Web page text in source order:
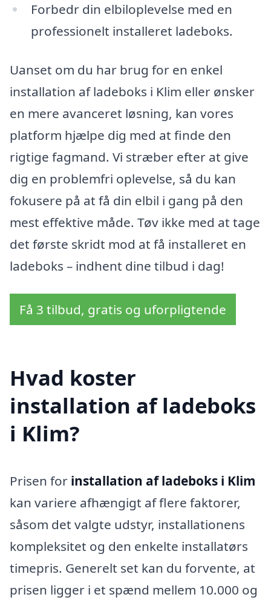
Forbedr din elbiloplevelse med en
professionelt installeret ladeboks.
Uanset om du har brug for en enkel
installation af ladeboks i Klim eller ønsker
en mere avanceret løsning, kan vores
platform hjælpe dig med at finde den
rigtige fagmand. Vi stræber efter at give
dig en problemfri oplevelse, så du kan
fokusere på at få din elbil i gang på den
mest effektive måde. Tøv ikke med at tage
det første skridt mod at få installeret en
ladeboks – indhent dine tilbud i dag!
Få 3 tilbud, gratis og uforpligtende
Hvad koster
installation af ladeboks
i Klim?
Prisen for installation af ladeboks i Klim
kan variere afhængigt af flere faktorer,
såsom det valgte udstyr, installationens
kompleksitet og den enkelte installatørs
timepris. Generelt set kan du forvente, at
prisen ligger i et spænd mellem 10.000 og